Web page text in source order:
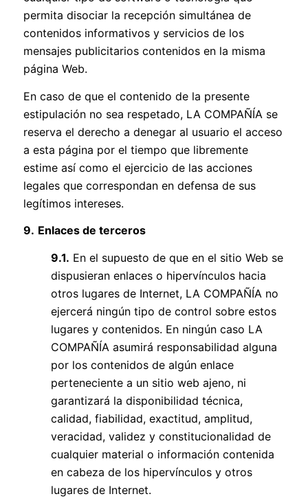
permita disociar la recepción simultánea de
contenidos informativos y servicios de los
mensajes publicitarios contenidos en la misma
página Web.
En caso de que el contenido de la presente
estipulación no sea respetado, LA COMPAÑÍA se
reserva el derecho a denegar al usuario el acceso
a esta página por el tiempo que libremente
estime así como el ejercicio de las acciones
legales que correspondan en defensa de sus
legítimos intereses.
9. Enlaces de terceros
9.1. En el supuesto de que en el sitio Web se
dispusieran enlaces o hipervínculos hacia
otros lugares de Internet, LA COMPAÑÍA no
ejercerá ningún tipo de control sobre estos
lugares y contenidos. En ningún caso LA
COMPAÑÍA asumirá responsabilidad alguna
por los contenidos de algún enlace
perteneciente a un sitio web ajeno, ni
garantizará la disponibilidad técnica,
calidad, fiabilidad, exactitud, amplitud,
veracidad, validez y constitucionalidad de
cualquier material o información contenida
en cabeza de los hipervínculos y otros
lugares de Internet.